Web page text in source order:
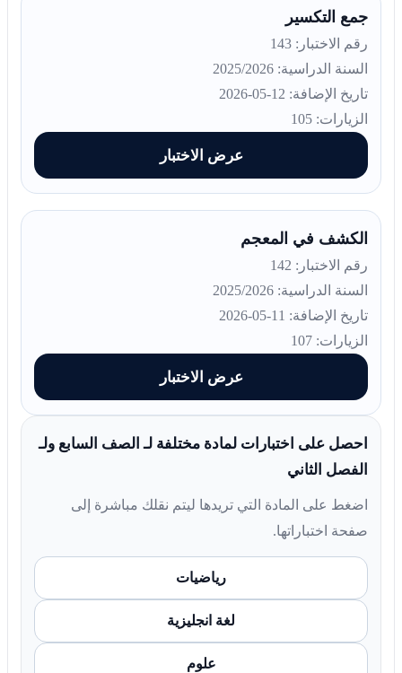
جمع التكسير
رقم الاختبار: 143
السنة الدراسية: 2025/2026
تاريخ الإضافة: 12-05-2026
الزيارات: 105
عرض الاختبار
الكشف في المعجم
رقم الاختبار: 142
السنة الدراسية: 2025/2026
تاريخ الإضافة: 11-05-2026
الزيارات: 107
عرض الاختبار
احصل على اختبارات لمادة مختلفة لـ الصف السابع ولـ
الفصل الثاني
اضغط على المادة التي تريدها ليتم نقلك مباشرة إلى
صفحة اختباراتها.
رياضيات
لغة انجليزية
علوم